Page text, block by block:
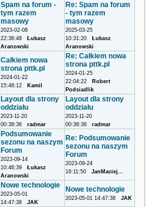
Spam na forum -
tym razem
masowy
2023-02-08
22:36:48 Łukasz
Aranowski
Re: Spam na forum
- tym razem
masowy
2025-03-25
10:31:20 Łukasz
Aranowski
Całkiem nowa
strona pttk.pl
2024-01-22
15:48:12
Kamil
Re: Całkiem nowa
strona pttk.pl
2024-01-25
22:04:22
Robert
Podsiadlik
Layout dla strony
oddziału
2023-11-20
00:38:36 radmar
Layout dla strony
oddziału
2023-11-20
00:38:36 radmar
Podsumowanie
sezonu na naszym
Forum
2023-09-14
10:46:39 Łukasz
Aranowski
Re: Podsumowanie
sezonu na naszym
Forum
2023-09-24
16:11:50 JanMaciej...
Nowe technologie
2023-05-01
14:47:38 JAK
Nowe technologie
2023-05-01 14:47:38 JAK